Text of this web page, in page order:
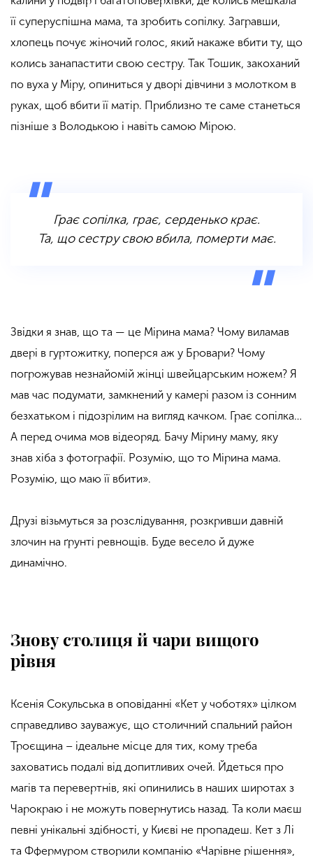
її суперуспішна мама, та зробить сопілку. Загравши,
хлопець почує жіночий голос, який накаже вбити ту, що
колись занапастити свою сестру. Так Тошик, закоханий
по вуха у Міру, опиниться у дворі дівчини з молотком в
руках, щоб вбити її матір. Приблизно те саме станеться
пізніше з Володькою і навіть самою Мірою.
Грає сопілка, грає, серденько крає.
Та, що сестру свою вбила, померти має.
Звідки я знав, що та — це Мірина мама? Чому виламав
двері в гуртожитку, поперся аж у Бровари? Чому
погрожував незнайомій жінці швейцарським ножем? Я
мав час подумати, замкнений у камері разом із сонним
безхатьком і підозрілим на вигляд качком. Грає сопілка…
А перед очима мов відеоряд. Бачу Мірину маму, яку
знав хіба з фотографії. Розумію, що то Мірина мама.
Розумію, що маю її вбити».
Друзі візьмуться за розслідування, розкривши давній
злочин на ґрунті ревнощів. Буде весело й дуже
динамічно.
Знову столиця й чари вищого
рівня
Ксенія Сокульська в оповіданні «Кет у чоботях» цілком
справедливо зауважує, що столичний спальний район
Троєщина – ідеальне місце для тих, кому треба
заховатись подалі від допитливих очей. Йдеться про
магів та перевертнів, які опинились в наших широтах з
Чарокраю і не можуть повернутись назад. Та коли маєш
певні унікальні здібності, у Києві не пропадеш. Кет з Лі
та Ффермуром створили компанію «Чарівне рішення»,